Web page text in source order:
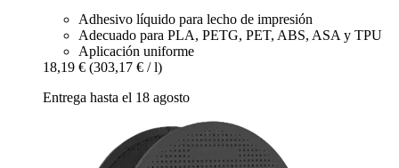
Adhesivo líquido para lecho de impresión
Adecuado para PLA, PETG, PET, ABS, ASA y TPU
Aplicación uniforme
18,19 € (303,17 € / l)
Entrega hasta el 18 agosto